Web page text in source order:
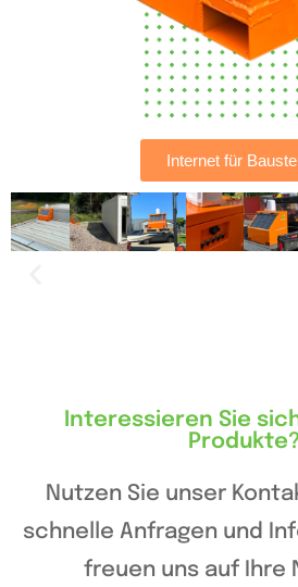
Internet für
Interessieren Sie
Produkte?
Nutzen Sie unser
schnelle Anfragen und
freuen uns auf Ihre